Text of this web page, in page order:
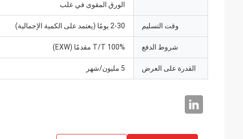
الورق المقوى في علب
وقت التسليم 2-30 يومًا (يعتمد على الكمية الإجمالية)
شروط الدفع 100% T/T مقدمًا (EXW)
القدرة على العرض 5 مليون/شهر